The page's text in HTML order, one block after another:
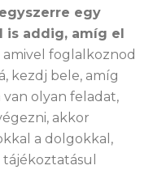
egy
is addig, amíg el
amivel foglalkoznod
kezdj bele, amíg
olyan feladat,
akkor
a dolgokkal,